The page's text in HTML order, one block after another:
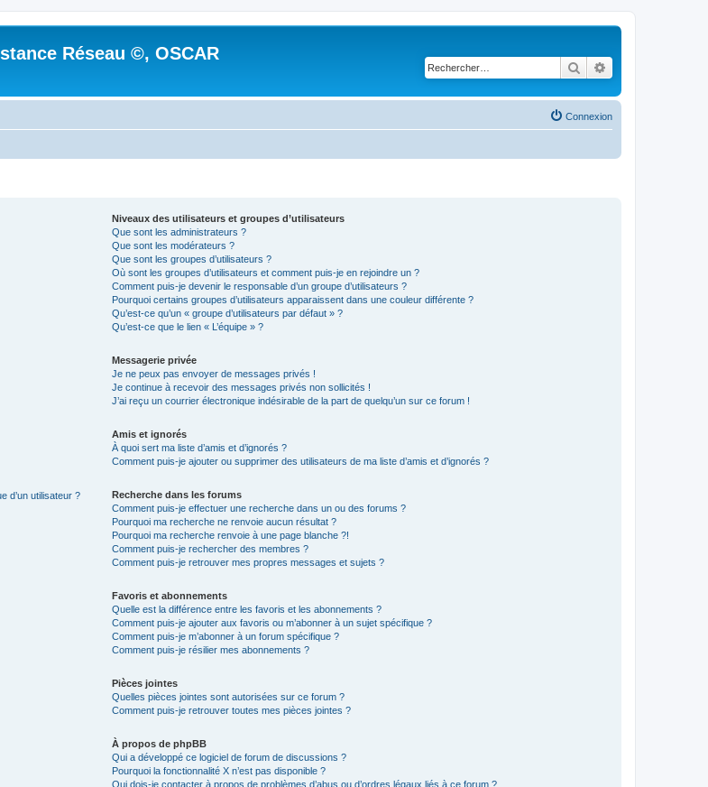
Réseau ©, OSCAR
Rechercher
Connexion
d’un utilisateur ?
Niveaux des utilisateurs et groupes d’utilisateurs
Que sont les administrateurs ?
Que sont les modérateurs ?
Que sont les groupes d’utilisateurs ?
Où sont les groupes d’utilisateurs et comment puis-je en rejoindre un ?
Comment puis-je devenir le responsable d’un groupe d’utilisateurs ?
Pourquoi certains groupes d’utilisateurs apparaissent dans une couleur différente ?
Qu’est-ce qu’un « groupe d’utilisateurs par défaut » ?
Qu’est-ce que le lien « L’équipe » ?
Messagerie privée
Je ne peux pas envoyer de messages privés !
Je continue à recevoir des messages privés non sollicités !
J’ai reçu un courrier électronique indésirable de la part de quelqu’un sur ce forum !
Amis et ignorés
À quoi sert ma liste d’amis et d’ignorés ?
Comment puis-je ajouter ou supprimer des utilisateurs de ma liste d’amis et d’ignorés ?
Recherche dans les forums
Comment puis-je effectuer une recherche dans un ou des forums ?
Pourquoi ma recherche ne renvoie aucun résultat ?
Pourquoi ma recherche renvoie à une page blanche ?!
Comment puis-je rechercher des membres ?
Comment puis-je retrouver mes propres messages et sujets ?
Favoris et abonnements
Quelle est la différence entre les favoris et les abonnements ?
Comment puis-je ajouter aux favoris ou m’abonner à un sujet spécifique ?
Comment puis-je m’abonner à un forum spécifique ?
Comment puis-je résilier mes abonnements ?
Pièces jointes
Quelles pièces jointes sont autorisées sur ce forum ?
Comment puis-je retrouver toutes mes pièces jointes ?
À propos de phpBB
Qui a développé ce logiciel de forum de discussions ?
Pourquoi la fonctionnalité X n’est pas disponible ?
Qui dois-je contacter à propos de problèmes d’abus ou d’ordres légaux liés à ce forum ?